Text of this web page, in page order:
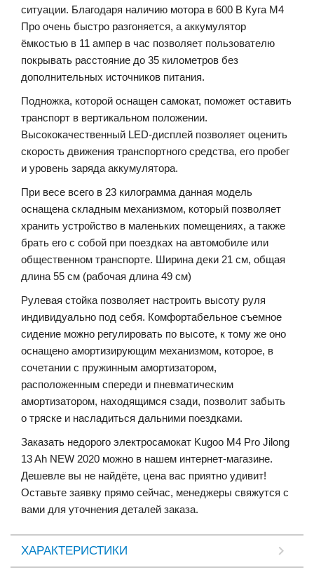
ситуации. Благодаря наличию мотора в 600 В Куга М4
Про очень быстро разгоняется, а аккумулятор
ёмкостью в 11 ампер в час позволяет пользователю
покрывать расстояние до 35 километров без
дополнительных источников питания.
Подножка, которой оснащен самокат, поможет оставить
транспорт в вертикальном положении.
Высококачественный LED-дисплей позволяет оценить
скорость движения транспортного средства, его пробег
и уровень заряда аккумулятора.
При весе всего в 23 килограмма данная модель
оснащена складным механизмом, который позволяет
хранить устройство в маленьких помещениях, а также
брать его с собой при поездках на автомобиле или
общественном транспорте. Ширина деки 21 см, общая
длина 55 см (рабочая длина 49 см)
Рулевая стойка позволяет настроить высоту руля
индивидуально под себя. Комфортабельное съемное
сидение можно регулировать по высоте, к тому же оно
оснащено амортизирующим механизмом, которое, в
сочетании с пружинным амортизатором,
расположенным спереди и пневматическим
амортизатором, находящимся сзади, позволит забыть
о тряске и насладиться дальними поездками.
Заказать недорого электросамокат Kugoo M4 Pro Jilong
13 Ah NEW 2020 можно в нашем интернет-магазине.
Дешевле вы не найдёте, цена вас приятно удивит!
Оставьте заявку прямо сейчас, менеджеры свяжутся с
вами для уточнения деталей заказа.
ХАРАКТЕРИСТИКИ